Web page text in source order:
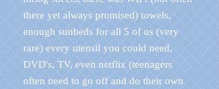
there yet always promised) towels,
enough sunbeds for all 5 of us (very
rare) every utensil you could need,
DVD's, TV, even netflix (teenagers
often need to go off and do their own